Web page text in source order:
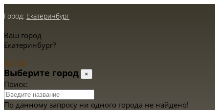
Город: Екатеринбург
Ваш город
Екатеринбург?
Да Нет
Выберите город ×
Поиск:
По данному запросу ни одного города не найдено!